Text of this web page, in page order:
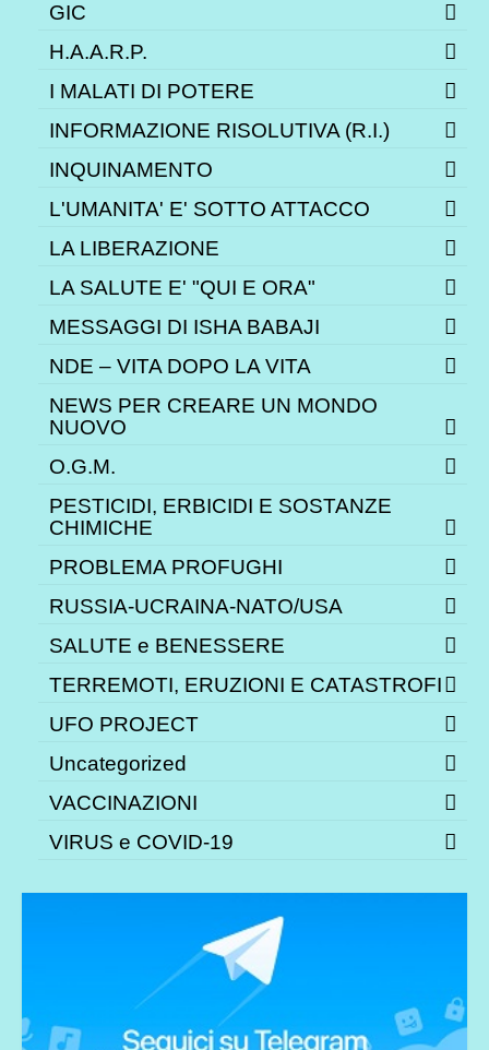
GIC
H.A.A.R.P.
I MALATI DI POTERE
INFORMAZIONE RISOLUTIVA (R.I.)
INQUINAMENTO
L'UMANITA' E' SOTTO ATTACCO
LA LIBERAZIONE
LA SALUTE E' "QUI E ORA"
MESSAGGI DI ISHA BABAJI
NDE – VITA DOPO LA VITA
NEWS PER CREARE UN MONDO
NUOVO
O.G.M.
PESTICIDI, ERBICIDI E SOSTANZE
CHIMICHE
PROBLEMA PROFUGHI
RUSSIA-UCRAINA-NATO/USA
SALUTE e BENESSERE
TERREMOTI, ERUZIONI E CATASTROFI
UFO PROJECT
Uncategorized
VACCINAZIONI
VIRUS e COVID-19